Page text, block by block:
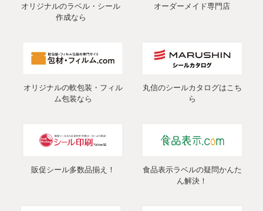
オリジナルのラベル・シール
作成なら
オーダーメイド専門店
オリジナルの軟包装・フィル
ム包装なら
丸信のシールカタログはこち
ら
販促シール多数品揃え！
食品表示ラベルの疑問かんた
ん解決！